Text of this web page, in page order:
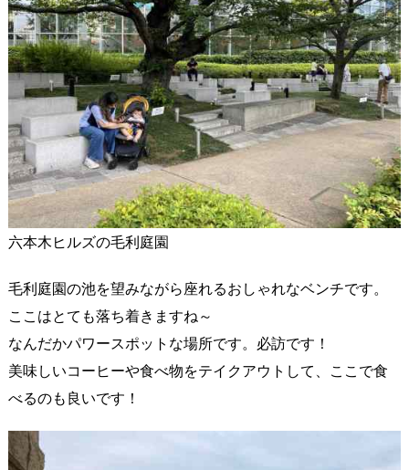
六本木ヒルズの毛利庭園
毛利庭園の池を望みながら座れるおしゃれなベンチです。
ここはとても落ち着きますね～
なんだかパワースポットな場所です。必訪です！
美味しいコーヒーや食べ物をテイクアウトして、ここで食
べるのも良いです！